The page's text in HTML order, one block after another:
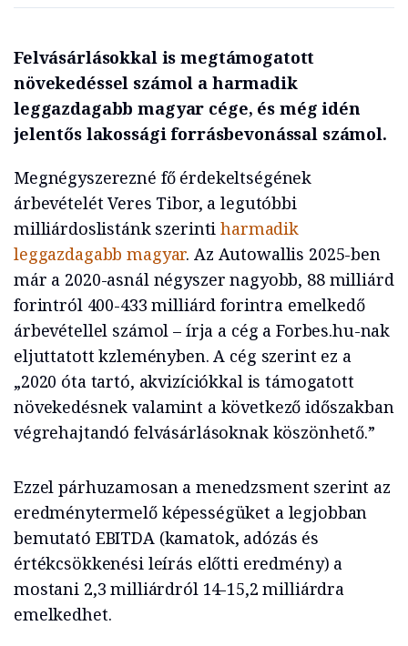
Felvásárlásokkal is megtámogatott
növekedéssel számol a harmadik
leggazdagabb magyar cége, és még idén
jelentős lakossági forrásbevonással számol.
Megnégyszerezné fő érdekeltségének
árbevételét Veres Tibor, a legutóbbi
milliárdoslistánk szerintiharmadik
leggazdagabb magyar. Az Autowallis 2025-ben
már a 2020-asnál négyszer nagyobb, 88 milliárd
forintról 400-433 milliárd forintra emelkedő
árbevétellel számol – írja a cég a Forbes.hu-nak
eljuttatott kzleményben. A cég szerint ez a
„2020 óta tartó, akvizíciókkal is támogatott
növekedésnek valamint a következő időszakban
végrehajtandó felvásárlásoknak köszönhető.”
Ezzel párhuzamosan a menedzsment szerint az
eredménytermelő képességüket a legjobban
bemutató EBITDA (kamatok, adózás és
értékcsökkenési leírás előtti eredmény) a
mostani 2,3 milliárdról 14-15,2 milliárdra
emelkedhet.